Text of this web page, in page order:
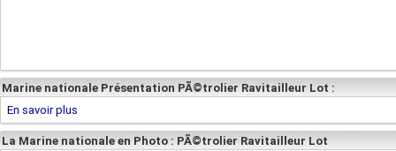
Marine nationale Présentation PÃ©trolier Ravitailleur Lot :
En savoir plus
La Marine nationale en Photo : PÃ©trolier Ravitailleur Lot